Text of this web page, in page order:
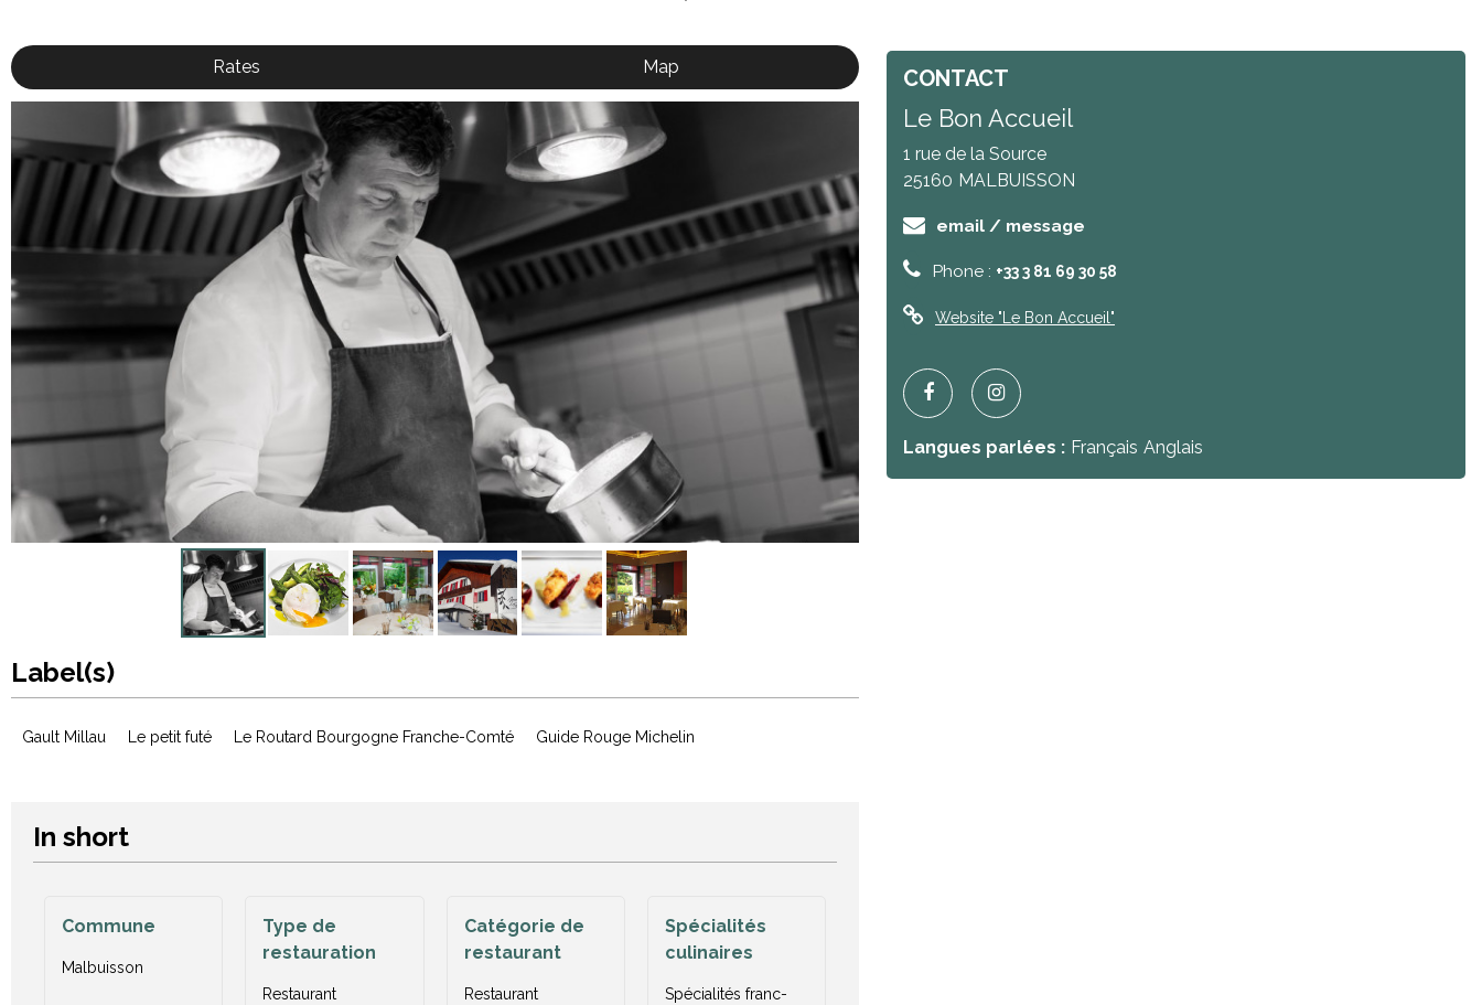
Rates Map
Label(s)
Gault Millau Le petit futé Le Routard Bourgogne Franche-Comté Guide Rouge Michelin
In short
Commune
Malbuisson
Type de
restauration
Restaurant
Catégorie de
restaurant
Restaurant
Spécialités
culinaires
Spécialités franc-
CONTACT
Le Bon Accueil
1 rue de la Source
25160 MALBUISSON
email / message
Phone : +33 3 81 69 30 58
Website "Le Bon Accueil"
Langues parlées : Français Anglais